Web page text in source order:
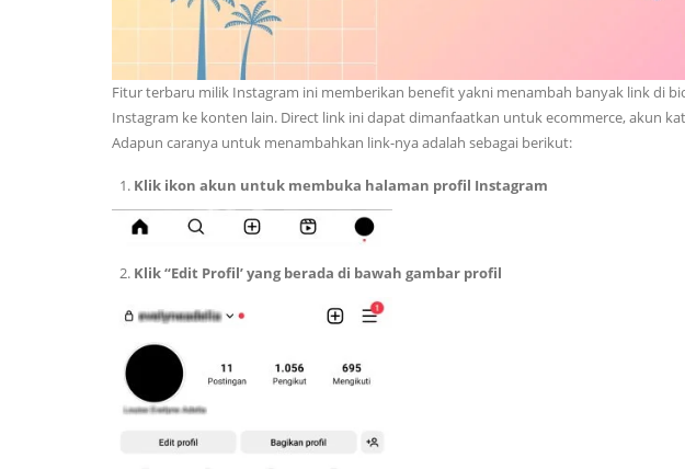
Fitur terbaru milik Instagram ini memberikan benefit yakni menambah banyak link di
Instagram ke konten lain. Direct link ini dapat dimanfaatkan untuk ecommerce, akun
Adapun caranya untuk menambahkan link-nya adalah sebagai berikut:
Klik ikon akun untuk membuka halaman profil Instagram
Klik “Edit Profil’ yang berada di bawah gambar profil